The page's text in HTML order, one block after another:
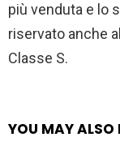
più venduta e lo
riservato anche
Classe S.
YOU MAY ALSO